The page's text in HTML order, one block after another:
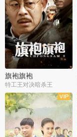
旗袍旗袍
特工王对决暗杀王
全34集